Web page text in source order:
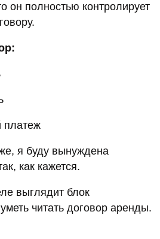
он полностью контролирует
платеж
я буду вынуждена
как кажется.
выглядит блок
читать договор аренды.